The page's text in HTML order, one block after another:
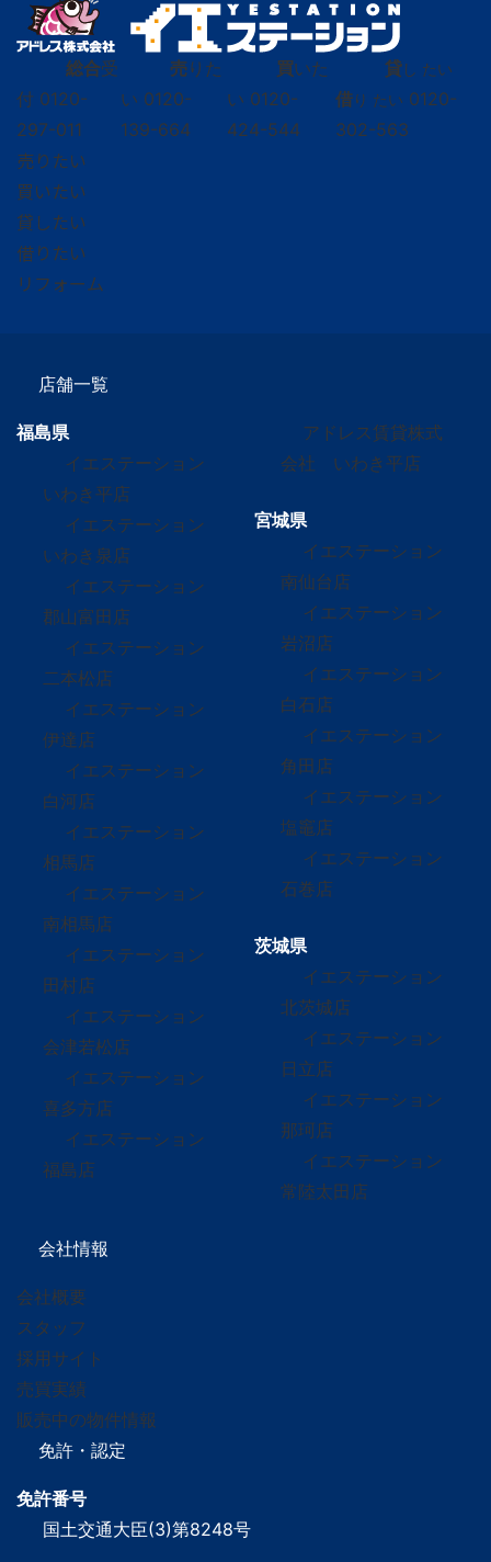
総合受
付 0120-
297-011
売りた
い 0120-
139-664
買いた
い 0120-
424-544
貸し たい
借り たい 0120-
302-563
売りたい
買いたい
貸したい
借りたい
リフォーム
店舗一覧
福島県
イエステーション
いわき平店
イエステーション
いわき泉店
イエステーション
郡山富田店
イエステーション
二本松店
イエステーション
伊達店
イエステーション
白河店
イエステーション
相馬店
イエステーション
南相馬店
イエステーション
田村店
イエステーション
会津若松店
イエステーション
喜多方店
イエステーション
福島店
アドレス賃貸株式
会社 いわき平店
宮城県
イエステーション
南仙台店
イエステーション
岩沼店
イエステーション
白石店
イエステーション
角田店
イエステーション
塩竈店
イエステーション
石巻店
茨城県
イエステーション
北茨城店
イエステーション
日立店
イエステーション
那珂店
イエステーション
常陸太田店
会社情報
会社概要
スタッフ
採用サイト
売買実績
販売中の物件情報
免許・認定
免許番号
国土交通大臣(3)第8248号